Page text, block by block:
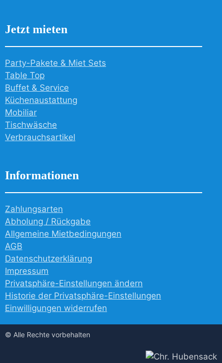
Jetzt mieten
Party-Pakete & Miet Sets
Table Top
Buffet & Service
Küchenaustattung
Mobiliar
Tischwäsche
Verbrauchsartikel
Informationen
Zahlungsarten
Abholung / Rückgabe
Allgemeine Mietbedingungen
AGB
Datenschutzerklärung
Impressum
Privatsphäre-Einstellungen ändern
Historie der Privatsphäre-Einstellungen
Einwilligungen widerrufen
© Alle Rechte vorbehalten